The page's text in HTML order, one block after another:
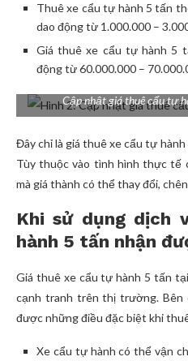
Thuê xe cẩu tự hành 5 tấn
dao động từ 1.000.000 –
Giá thuê xe cẩu tự hành 5
động từ 60.000.000 –
Cập nhật giá thuê cẩu tự
Đây chỉ là giá thuê xe cẩu tự
Tùy thuộc vào tình hình thực tế
mà giá thành có thể thay đổi,
Khi sử dụng dịch
hành 5 tấn nhận
Giá thuê xe cẩu tự hành 5 tấn
cạnh tranh trên thị trường. Bên
được những điều đặc biệt khi
Xe cẩu tự hành có thể vận